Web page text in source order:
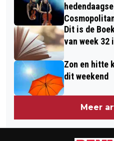
ROSSUM DEEL #1
FOTOBOEK ÉN
Dit is de
van week 32
Zon en hitte
dit weekend
Meer